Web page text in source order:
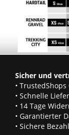
Sicher und
•
• Schnelle
• 14 Tage
• Garantierter
• Sichere